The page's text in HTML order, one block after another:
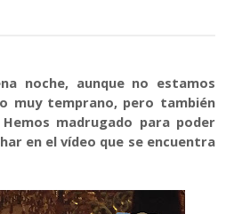
noche, aunque no estamos
muy temprano, pero también
madrugado para poder
en el vídeo que se encuentra